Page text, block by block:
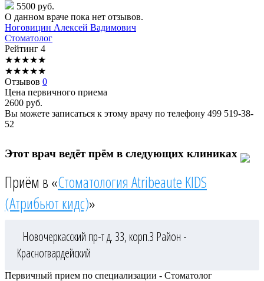
5500 руб.
О данном враче пока нет отзывов.
Ноговицин Алексей Вадимович
Стоматолог
Рейтинг 4
★★★★★
★★★★★
Отзывов 0
Цена первичного приема
2600 руб.
Вы можете записаться к этому врачу по телефону 499 519-38-
52
Этот врач ведёт прём в следующих клиниках
Приём в «Стоматология Atribeaute KIDS
(Атрибьют кидс)»
Новочеркасский пр-т д. 33, корп.3 Район -
Красногвардейский
Первичный прием по специализации - Стоматолог